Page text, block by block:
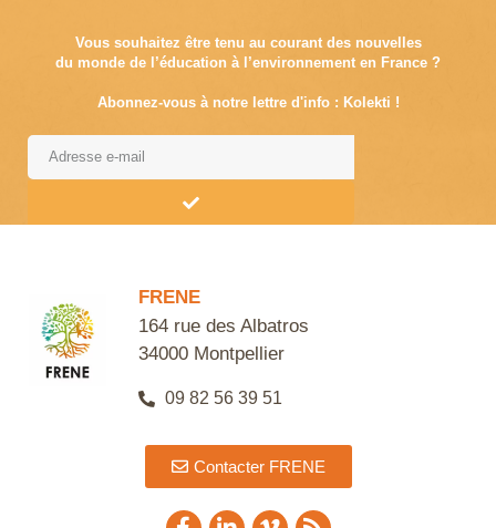
Vous souhaitez être tenu au courant des nouvelles
du monde de l’éducation à l’environnement en France ?
Abonnez-vous à notre lettre d'info : Kolekti !
FRENE
164 rue des Albatros
34000 Montpellier
09 82 56 39 51
Contacter FRENE